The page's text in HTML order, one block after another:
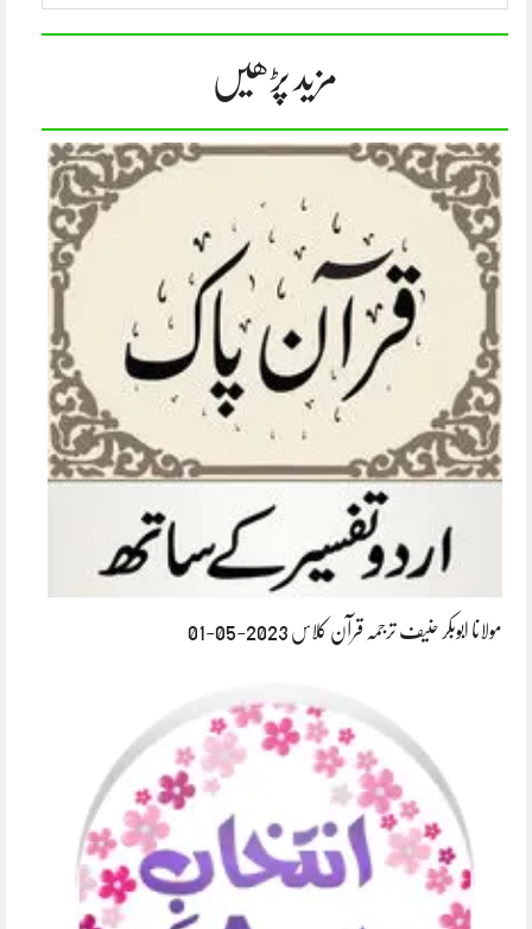
مزید پڑھیں
مولانا ابوبکر حنیف ترجمہ قرآن کلاس 2023-05-01